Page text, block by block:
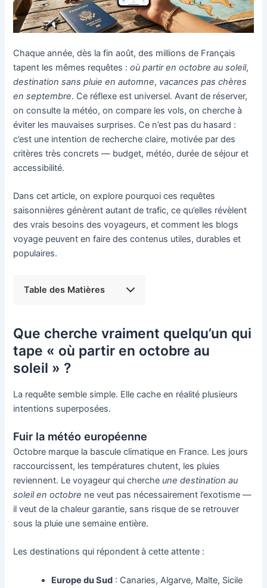
Chaque année, dès la fin août, des millions de Français
tapent les mêmes requêtes :où partir en octobre au soleil,
destination sans pluie en automne, vacances pas chères
en septembre. Ce réflexe est universel. Avant de réserver,
on consulte la météo, on compare les vols, on cherche à
éviter les mauvaises surprises. Ce n’est pas du hasard :
c’est une intention de recherche claire, motivée par des
critères très concrets — budget, météo, durée de séjour et
accessibilité.
Dans cet article, on explore pourquoi ces requêtes
saisonnières génèrent autant de trafic, ce qu’elles révèlent
des vrais besoins des voyageurs, et comment les blogs
voyage peuvent en faire des contenus utiles, durables et
populaires.
Table des Matières
Que cherche vraiment quelqu’un qui
tape « où partir en octobre au
soleil » ?
La requête semble simple. Elle cache en réalité plusieurs
intentions superposées.
Fuir la météo européenne
Octobre marque la bascule climatique en France. Les jours
raccourcissent, les températures chutent, les pluies
reviennent. Le voyageur qui cherche une destination au
soleil en octobre ne veut pas nécessairement l’exotisme —
il veut de la chaleur garantie, sans risque de se retrouver
sous la pluie une semaine entière.
Les destinations qui répondent à cette attente :
Europe du Sud : Canaries, Algarve, Malte, Sicile